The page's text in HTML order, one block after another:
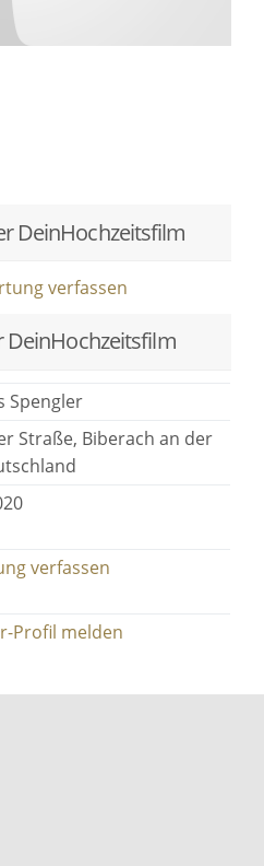
DeinHochzeitsfilm
verfassen
DeinHochzeitsfilm
Spengler
Straße, Biberach an der
verfassen
Profil melden